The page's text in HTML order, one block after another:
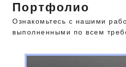
Портфолио
Ознакомьтесь с нашими
выполненными по всем